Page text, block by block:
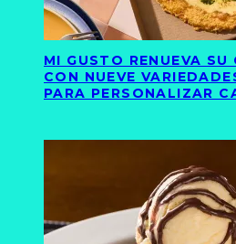
MI GUSTO RENUEVA
CON NUEVE
PARA PERSONALIZAR